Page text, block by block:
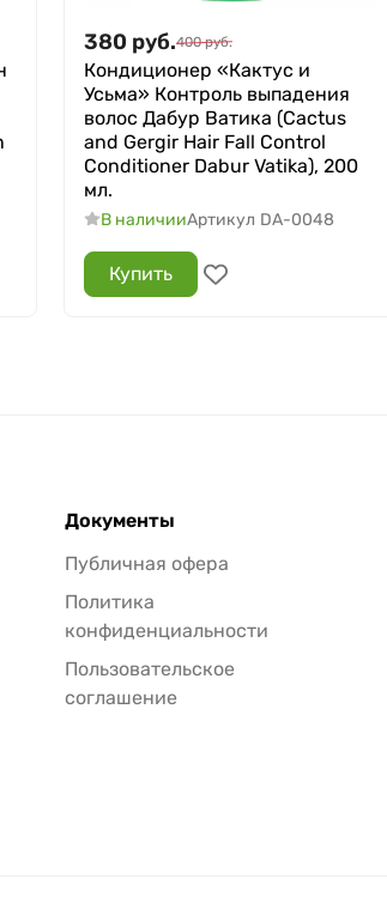
380 руб.400 руб.
Кондиционер «Кактус и
Усьма» Контроль выпадения
волос Дабур Ватика (Cactus
and Gergir Hair Fall Control
Conditioner Dabur Vatika), 200
мл.
В наличииАртикул DA-0048
Купить
Документы
Публичная офера
Политика
конфиденциальности
Пользовательское
соглашение